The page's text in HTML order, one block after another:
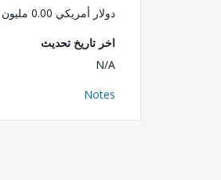
دولار أمريكي 0.00 مليون
اخر تاريخ تحديث
N/A
Notes